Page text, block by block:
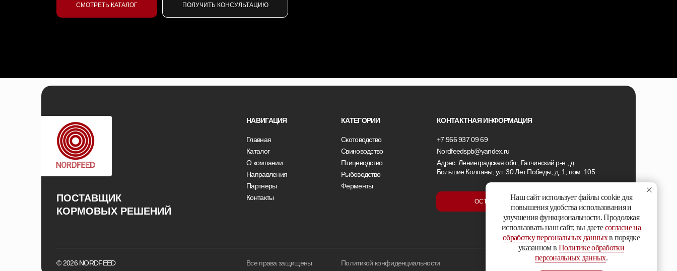
СМОТРЕТЬ КАТАЛОГ ПОЛУЧИТЬ КОНСУЛЬТАЦИЮ
Главная
Каталог
О компании
Направления
Партнеры
Все права защищены Политикой конфиденциальности Сайт разработан
© 2026 NORDFEED
Контакты
ПОСТАВЩИК
КОРМОВЫХ РЕШЕНИЙ
НАВИГАЦИЯ
Скотоводство
Свиноводство
Птицеводство
Рыбоводство
Ферменты
КАТЕГОРИИ
+7 966 937 09 69
Nordfeedspb@yandex.ru
Адрес: Ленинградская обл., Гатчинский р-н., д.
Большие Колпаны, ул. 30 Лет Победы, д. 1, пом. 105
ОСТАВИТЬ ЗАЯВКУ
КОНТАКТНАЯ ИНФОРМАЦИЯ
Наш сайт использует файлы cookie для
повышения удобства использования и
улучшения функциональности. Продолжая
использовать наш сайт, вы даетесогласие на
обработку персональных данныхв порядке
указанном в Политике обработки
персональных данных.